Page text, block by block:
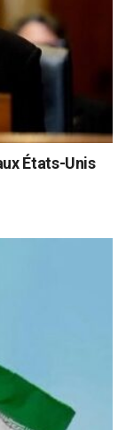
États-Unis